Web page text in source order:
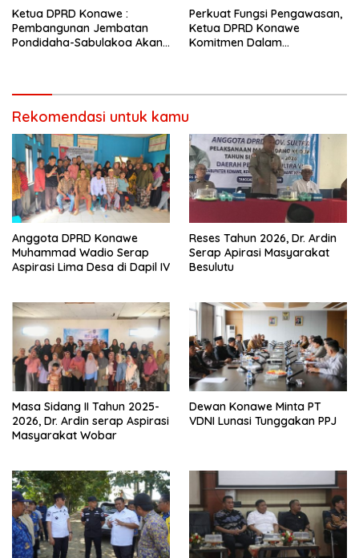
Ketua DPRD Konawe :
Pembangunan Jembatan
Pondidaha-Sabulakoa Akan
Perkuat Fungsi Pengawasan,
Ketua DPRD Konawe
Komitmen Dalam
Rekomendasi untuk kamu
Anggota DPRD Konawe
Muhammad Wadio Serap
Aspirasi Lima Desa di Dapil IV
Reses Tahun 2026, Dr. Ardin
Serap Apirasi Masyarakat
Besulutu
Masa Sidang II Tahun 2025-
2026, Dr. Ardin serap Aspirasi
Masyarakat Wobar
Dewan Konawe Minta PT
VDNI Lunasi Tunggakan PPJ